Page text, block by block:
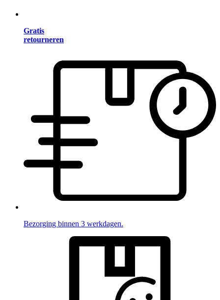
Gratis
retourneren
Bezorging binnen 3 werkdagen.